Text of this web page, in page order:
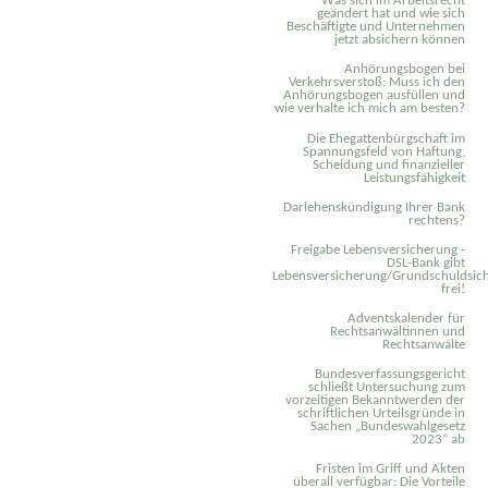
geändert hat und wie sich
Beschäftigte und Unternehmen
jetzt absichern können
Anhörungsbogen bei
Verkehrsverstoß: Muss ich den
Anhörungsbogen ausfüllen und
wie verhalte ich mich am besten?
Die Ehegattenbürgschaft im
Spannungsfeld von Haftung,
Scheidung und finanzieller
Leistungsfähigkeit
Darlehenskündigung Ihrer Bank
rechtens?
Freigabe Lebensversicherung -
DSL-Bank gibt
Lebensversicherung/
frei!
Adventskalender für
Rechtsanwältinnen und
Rechtsanwälte
Bundesverfassungsgericht
schließt Untersuchung zum
vorzeitigen Bekanntwerden der
schriftlichen Urteilsgründe in
Sachen „Bundeswahlgesetz
2023“ ab
Fristen im Griff und Akten
überall verfügbar: Die Vorteile